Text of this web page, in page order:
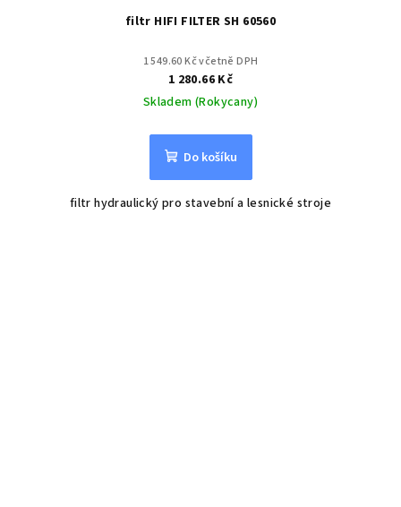
filtr HIFI FILTER SH 60560
1 549.60 Kč včetně DPH
1 280.66 Kč
Skladem (Rokycany)
Do košíku
filtr hydraulický pro stavební a lesnické stroje